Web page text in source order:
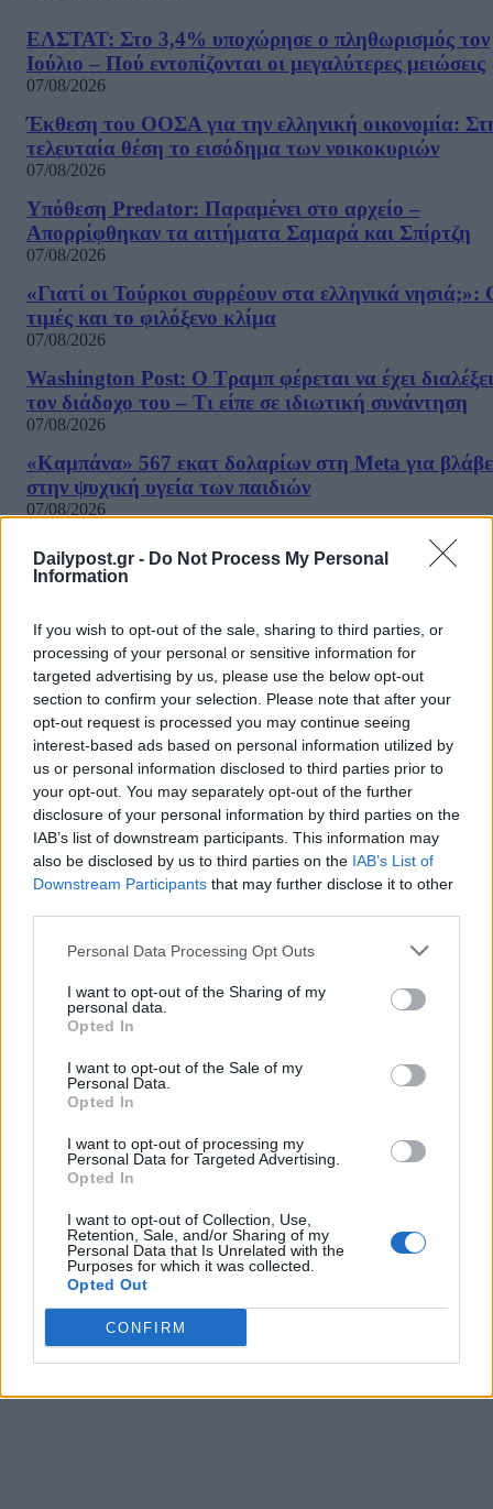
Dailypost.gr - Do Not Process My Personal
Information
If you wish to opt-out of the sale, sharing to third parties, or
processing of your personal or sensitive information for
targeted advertising by us, please use the below opt-out
section to confirm your selection. Please note that after your
opt-out request is processed you may continue seeing
interest-based ads based on personal information utilized by
us or personal information disclosed to third parties prior to
your opt-out. You may separately opt-out of the further
disclosure of your personal information by third parties on the
IAB’s list of downstream participants. This information may
also be disclosed by us to third parties on the IAB’s List of
Downstream Participants that may further disclose it to other
Personal Data Processing Opt Outs
I want to opt-out of the Sharing of my
personal data.
Opted In
I want to opt-out of the Sale of my
Personal Data.
Opted In
I want to opt-out of processing my
Personal Data for Targeted Advertising.
Opted In
I want to opt-out of Collection, Use,
Retention, Sale, and/or Sharing of my
Personal Data that Is Unrelated with the
Purposes for which it was collected.
Opted Out
CONFIRM
ΕΛΣΤΑΤ: Στο 3,4% υποχώρησε ο πληθωρισμός τον
Ιούλιο – Πού εντοπίζονται οι μεγαλύτερες μειώσεις
07/08/2026
Έκθεση του ΟΟΣΑ για την ελληνική οικονομία:
τελευταία θέση το εισόδημα των νοικοκυριών
07/08/2026
Υπόθεση Predator: Παραμένει στο αρχείο –
Απορρίφθηκαν τα αιτήματα Σαμαρά και Σπίρτζη
07/08/2026
«Γιατί οι Τούρκοι συρρέουν στα ελληνικά νησιά;»:
τιμές και το φιλόξενο κλίμα
07/08/2026
Washington Post: Ο Τραμπ φέρεται να έχει διαλέξει
τον διάδοχο του – Τι είπε σε ιδιωτική συνάντηση
07/08/2026
«Καμπάνα» 567 εκατ δολαρίων στη Meta για
στην ψυχική υγεία των παιδιών
07/08/2026
Η εφαρμογή «Οδύσσεια του Ομήρου» του
Καραναστάση στην κορυφή του ελληνικού App
Τσίπρας: Στις 2 Σεπτεμβρίου στη Θεσσαλονίκη θα
παρουσιάσει το οικονομικό πρόγραμμα της ΕΛΑΣ
07/08/2026
ΔΗΜΟΦΙΛΗ
Υπόθεση Predator: Παραμένει στο αρχείο –
Απορρίφθηκαν τα αιτήματα Σαμαρά και Σπίρτζη
07/08/2026
ΕΛΣΤΑΤ: Στο 3,4% υποχώρησε ο πληθωρισμός τον
Ιούλιο – Πού εντοπίζονται οι μεγαλύτερες μειώσεις
07/08/2026
στην ψυχική υγεία των παιδιών
Έρευνα ΕΟΤ: Η Ελλάδα στις κορυφαίες επιλογές
Ευρωπαίων ταξιδιωτών
Έκθεση του ΟΟΣΑ για την ελληνική οικονομία:
07/08/2026
Μία ομάδα έμπειρων δημοσιογράφων δημιούργησαν πριν μερικά χρόνια το
dailypost.gr, με στόχο την αντικειμενική ενημέρωση και την ανάλυση πίσω από
αποκαλύπτουν πολιτικά και παραπολιτικά θέματα, γράφουν επωνύμως την
άποψη τους, με γνώμονα τον ενημερωμένο αναγνώστη.